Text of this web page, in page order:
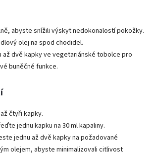
abyste snížili výskyt nedokonalostí pokožky.
olej na spod chodidel.
až dvě kapky ve vegetariánské tobolce pro
buněčné funkce.
čtyři kapky.
jednu kapku na 30 ml kapaliny.
jednu až dvě kapky na požadované
olejem, abyste minimalizovali citlivost